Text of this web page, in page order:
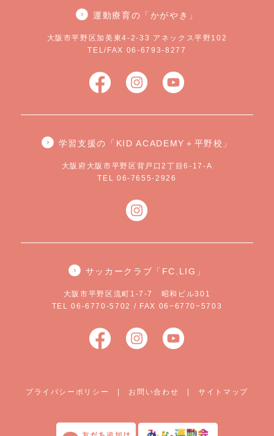
運動療育の「かがやき」
大阪市平野区加美東4-2-33 アネックス平野102
TEL/FAX 06-6793-8277
学習支援の「KID ACADEMY＋平野校」
大阪府大阪市平野区背戸口2丁目6-17-A
TEL 06-7655-2926
サッカークラブ「FC.LIG」
大阪市平野区流町1-7-7 昭和ビル301
TEL 06-6770-5702 / FAX 06−6770−5703
プライバシーポリシー | お問い合わせ |サイトマップ